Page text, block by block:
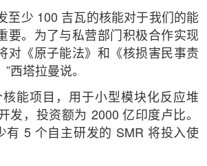
至少 100 吉瓦的核能对于我们的能
要。为了与私营部门积极合作实现
对《原子能法》和《核损害民事责
西塔拉曼说。
核能项目，用于小型模块化反应堆
发，投资额为 2000 亿印度卢比。
有 5 个自主研发的 SMR 将投入使